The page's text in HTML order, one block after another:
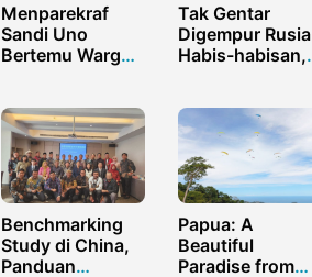
Menparekraf
Sandi Uno
Bertemu Warga
Australia
Tak Gentar
Digempur Rusia
Habis-habisan,
Melawan!
Benchmarking
Study di China,
Panduan
Papua: A
Beautiful
Paradise from